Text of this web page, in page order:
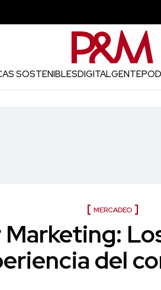
SOSTENIBLESDIGITALGENTE
MERCADEO
del